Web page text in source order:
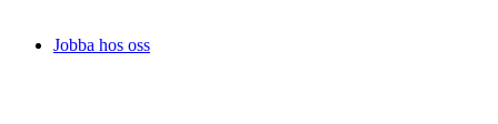
Jobba hos oss